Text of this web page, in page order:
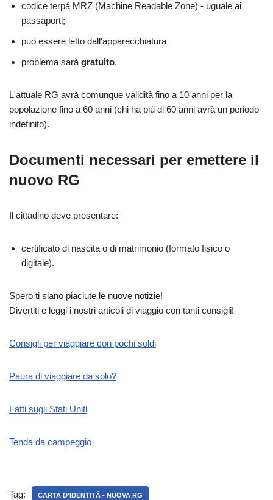
codice terpá MRZ (Machine Readable Zone) - uguale ai
passaporti;
può essere letto dall'apparecchiatura
problema sarà gratuito.
L'attuale RG avrà comunque validità fino a 10 anni per la
popolazione fino a 60 anni (chi ha più di 60 anni avrà un periodo
indefinito).
Documenti necessari per emettere il
nuovo RG
Il cittadino deve presentare:
certificato di nascita o di matrimonio (formato fisico o
digitale).
Spero ti siano piaciute le nuove notizie!
Divertiti e leggi i nostri articoli di viaggio con tanti consigli!
Consigli per viaggiare con pochi soldi
Paura di viaggiare da solo?
Fatti sugli Stati Uniti
Tenda da campeggio
Tag: CARTA D'IDENTITÀ - NUOVA RG